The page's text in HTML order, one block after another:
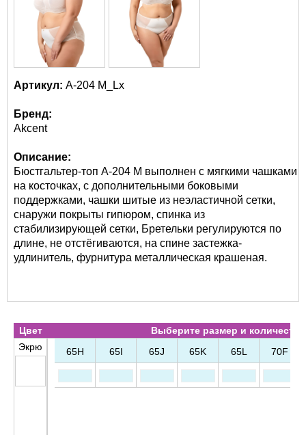
Артикул: A-204 M_Lx
Бренд:
Akcent
Описание:
Бюстгальтер-топ A-204 M выполнен с мягкими чашками
на косточках, с дополнительными боковыми
поддержками, чашки шитые из неэластичной сетки,
снаружи покрыты гипюром, спинка из
стабилизирующей сетки, Бретельки регулируются по
длине, не отстёгиваются, на спине застежка-
удлинитель, фурнитура металлическая крашеная.
Цвет
Выберите размер и
Экрю
65H 65I 65J 65K 65L 70F